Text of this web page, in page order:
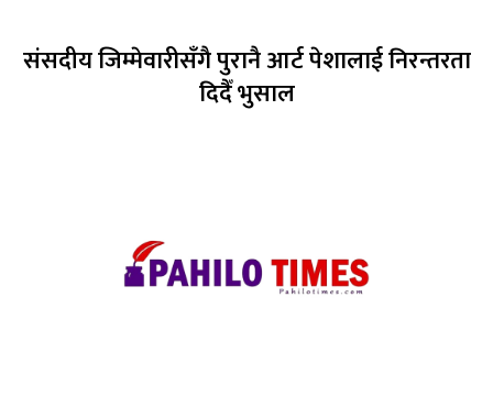
संसदीय जिम्मेवारीसँगै पुरानै आर्ट पेशालाई निरन्तरता
दिदैँ भुसाल